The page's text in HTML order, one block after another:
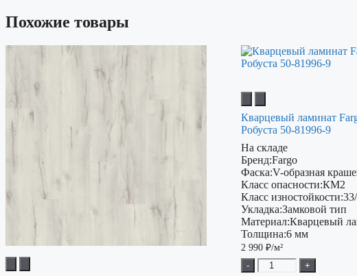
Похожие товары
Кварцевый ламинат
Робуста 50-81996-9
На складе
Бренд:Fargo
Фаска:V-образная
Класс опасности:КМ2
Класс изностойкости:
Укладка:Замковой тип
Материал:Кварцевый
Толщина:6 мм
2 990₽/м²
-
+